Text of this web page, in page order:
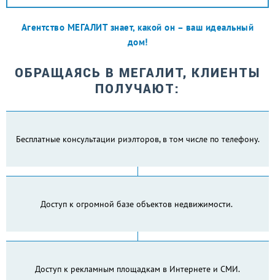
Агентство МЕГАЛИТ знает, какой он – ваш идеальный
дом!
ОБРАЩАЯСЬ В МЕГАЛИТ, КЛИЕНТЫ
ПОЛУЧАЮТ:
Бесплатные консультации риэлторов, в том числе по телефону.
Доступ к огромной базе объектов недвижимости.
Доступ к рекламным площадкам в Интернете и СМИ.